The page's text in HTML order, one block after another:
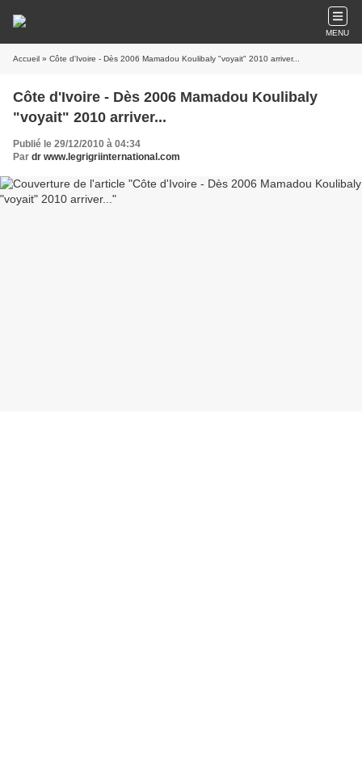
MENU
Accueil » Côte d'Ivoire - Dès 2006 Mamadou Koulibaly "voyait" 2010 arriver...
Côte d'Ivoire - Dès 2006 Mamadou Koulibaly
"voyait" 2010 arriver...
Publié le 29/12/2010 à 04:34
Par dr www.legrigriinternational.com